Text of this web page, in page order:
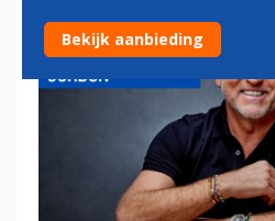
Bekijk aanbieding